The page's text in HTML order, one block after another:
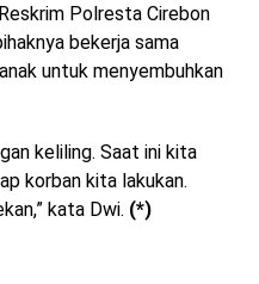
Polresta Cirebon
bekerja sama
untuk menyembuhkan
keliling. Saat ini kita
korban kita lakukan.
kata Dwi. (*)